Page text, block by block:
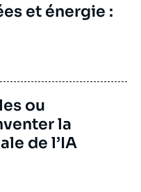
et énergie :
ou
la
de l’IA